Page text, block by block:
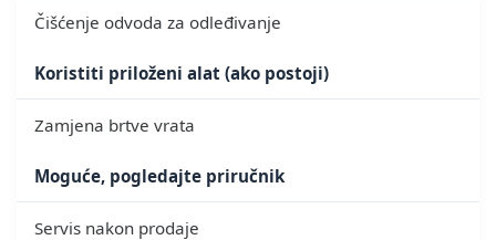
Čišćenje odvoda za odleđivanje
Koristiti priloženi alat (ako postoji)
Zamjena brtve vrata
Moguće, pogledajte priručnik
Servis nakon prodaje